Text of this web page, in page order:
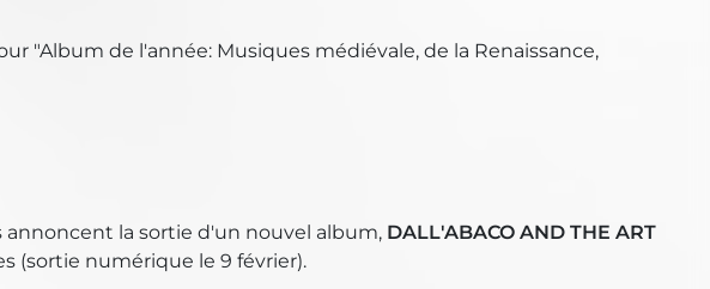
"Album de l'année: Musiques médiévale, de la Renaissance,
annoncent la sortie d'un nouvel album, DALL'ABACO AND THE ART
(sortie numérique le 9 février).